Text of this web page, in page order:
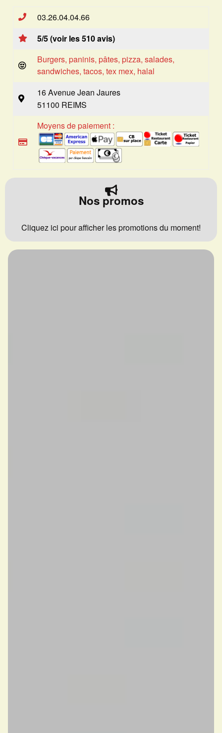
03.26.04.04.66
5/5 (voir les 510 avis)
Burgers, paninis, pâtes, pizza, salades,
sandwiches, tacos, tex mex, halal
16 Avenue Jean Jaures
51100 REIMS
Moyens de paiement :
Nos promos
Cliquez ici pour afficher les promotions du moment!